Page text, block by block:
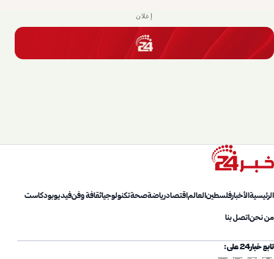
إعلان
الرئيسيةالأخبارفلسطينالعالماقتصادرياضةصحةتكنولوجياثقافة وفنفيديوبودكاست
من نحناتصل بنا
تابع خبار24 على: